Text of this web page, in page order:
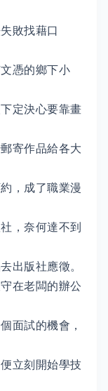
敗找藉口
憑的鄉下小
定決心要靠畫
寄作品給各大
，成了職業漫
，奈何達不到
出版社應徵。
在老闆的辦公
面試的機會，
立刻開始學技